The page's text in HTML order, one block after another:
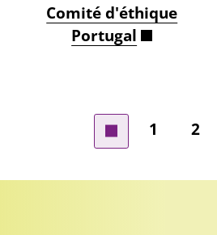
Comité d'éthique
Portugal
Page précédente
Page
1 Page
2